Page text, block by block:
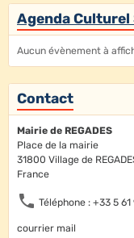
Agenda Culturel
Aucun évènement à
Contact
Mairie de REGADES
Place de la mairie
31800 Village de
France
Téléphone : +33 5
courrier mail